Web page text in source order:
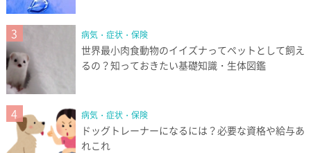
3 病気・症状・保険
世界最小肉食動物のイイズナってペットとして飼え
るの？知っておきたい基礎知識・生体図鑑
4 病気・症状・保険
ドッグトレーナーになるには？必要な資格や給与あ
れこれ